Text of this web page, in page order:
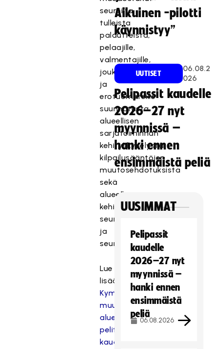
seuroilta
tulleista
palautteista,
pelaajille,
valmentajille,
joukkueenjohtajille
ja
erotuomareille
suunnatusta
alueellisen
sarjatoiminnan
kehityskyselystä,
kilpailusääntöjen
muutosehdotuksista
sekä
alueellisista
kehitysriihistä,
seuratapaamisista
ja
seurapalavereista.
Lue
lisää:
Kymmenen
muutosta
alueelliseen
pelitoimintaan
kaudelle
Aikuinen -pilotti
käynnistyy”
UUTISET
06.08.2
026
Pelipassit kaudelle
2026–27 nyt
myynnissä –
hanki ennen
ensimmäistä peliä
UUSIMMAT
Pelipassit
kaudelle
2026–27 nyt
myynnissä –
hanki ennen
ensimmäistä
peliä
06.08.2026